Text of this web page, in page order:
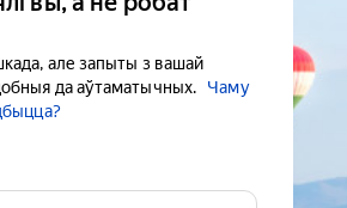
але запыты з вашай
да аўтаматычных.
Чаму